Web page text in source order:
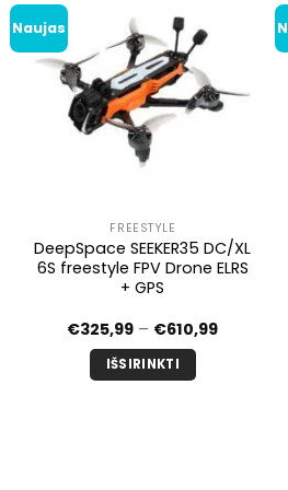
Naujas
FREESTYLE
DeepSpace SEEKER35 DC/XL
6S freestyle FPV Drone ELRS
+ GPS
€325,99 – €610,99Kainų
IŠSIRINKTI